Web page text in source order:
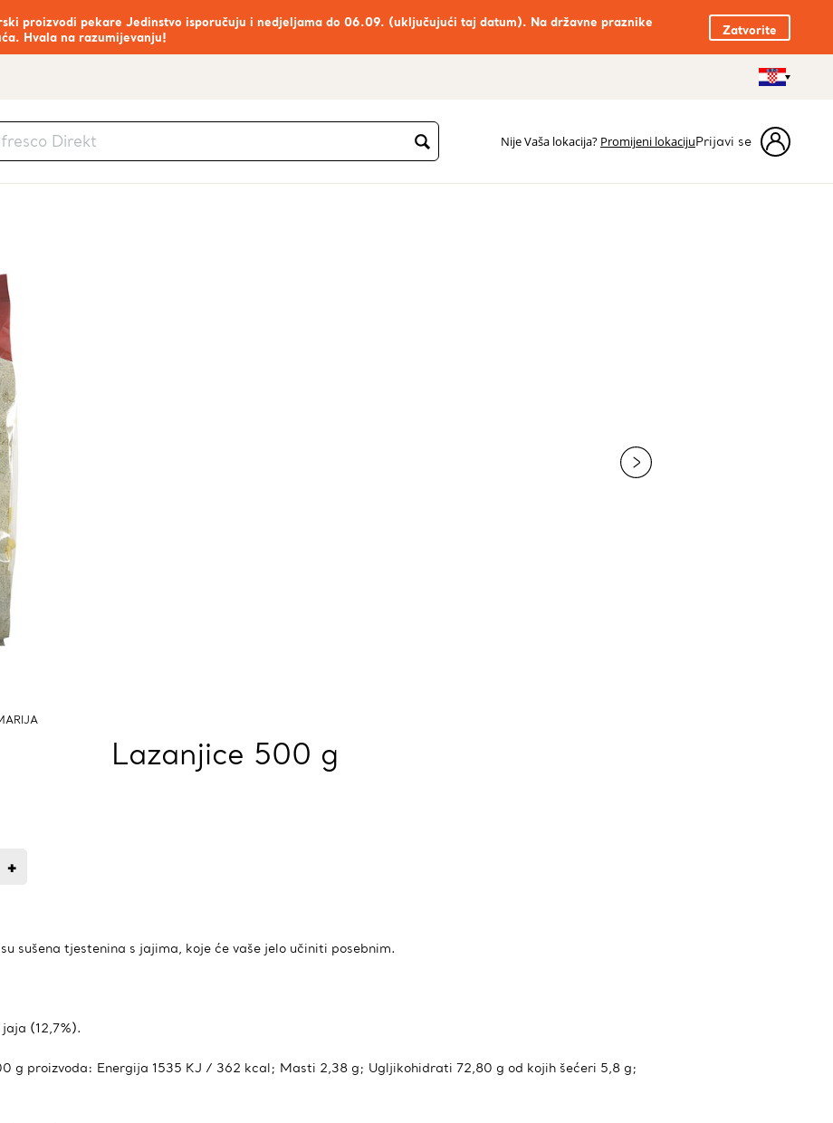
proizvodi pekare Jedinstvo isporučuju i nedjeljama do 06.09. (uključujući taj datum). Na državne praznike
Hvala na razumijevanju!
Zatvorite
Nije Vaša lokacija? Promijeni lokacijuPrijavi se
Lazanjice 500 g
+
sušena tjestenina s jajima, koje će vaše jelo učiniti posebnim.
(12,7%).
g proizvoda: Energija 1535 KJ / 362 kcal; Masti 2,38 g; Ugljikohidrati 72,80 g od kojih šećeri 5,8 g;